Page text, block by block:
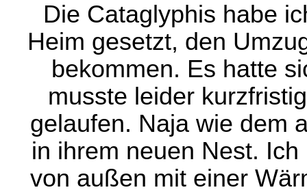
Die Cataglyphis habe
Heim gesetzt, den
bekommen. Es hatte
musste leider
gelaufen. Naja wie dem
in ihrem neuen Nest.
von außen mit einer